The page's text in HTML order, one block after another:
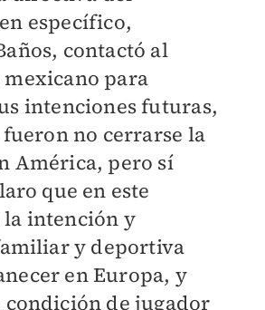
específico,
contactó al
para
intenciones futuras,
fueron no cerrarse la
América, pero sí
que en este
intención y
y deportiva
en Europa, y
condición de jugador